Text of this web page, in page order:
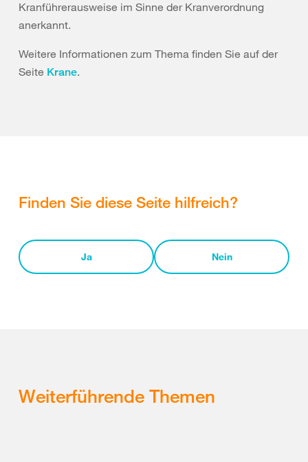
Kranführerausweise im Sinne der Kranverordnung
anerkannt.
Weitere Informationen zum Thema finden Sie auf der
Seite Krane.
Finden Sie diese Seite hilfreich?
Ja Nein
Weiterführende Themen